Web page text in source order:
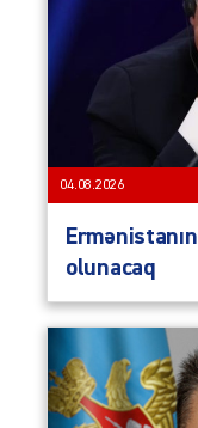
04.08.2026
olunacaq